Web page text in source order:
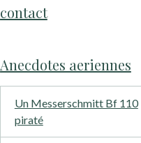
contact
Anecdotes aeriennes
Un Messerschmitt Bf 110
piraté